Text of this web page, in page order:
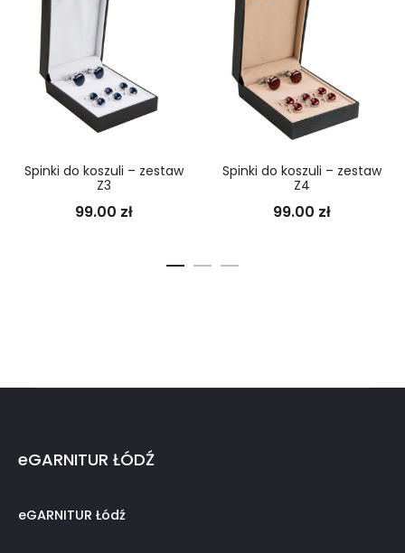
Spinki do koszuli – zestaw
Z3
99.00 zł
Spinki do koszuli – zestaw
Z4
99.00 zł
eGARNITUR ŁÓDŹ
eGARNITUR Łódź